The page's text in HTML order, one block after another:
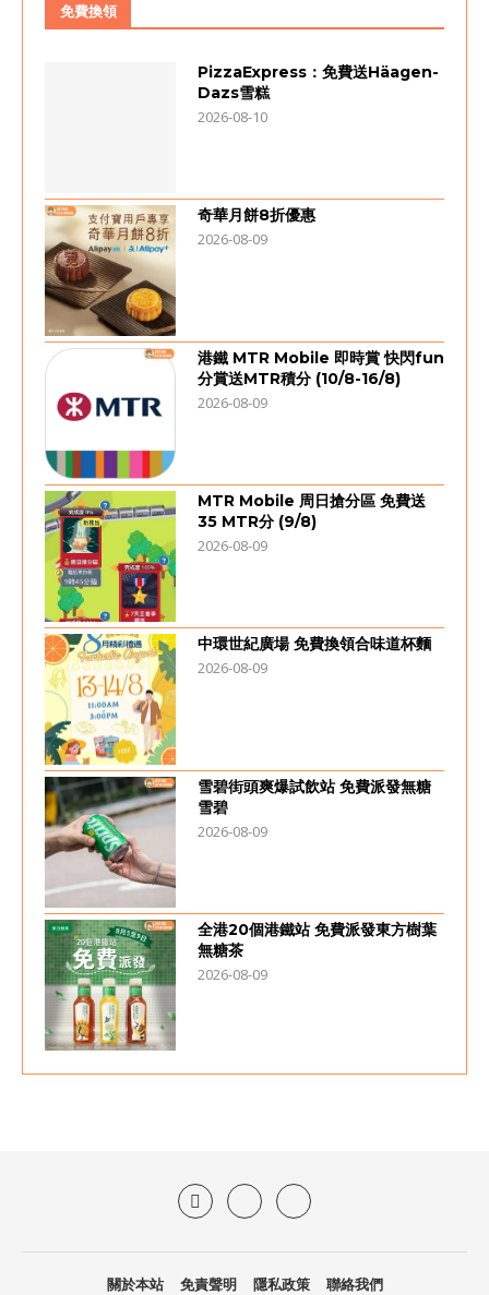
免費換領
PizzaExpress：免費送Häagen-
Dazs雪糕
2026-08-10
奇華月餅8折優惠
2026-08-09
港鐵 MTR Mobile 即時賞 快閃fun
分賞送MTR積分 (10/8-16/8)
2026-08-09
MTR Mobile 周日搶分區 免費送
35 MTR分 (9/8)
2026-08-09
中環世紀廣場 免費換領合味道杯麵
2026-08-09
雪碧街頭爽爆試飲站 免費派發無糖
雪碧
2026-08-09
全港20個港鐵站 免費派發東方樹葉
無糖茶
2026-08-09
關於本站 免責聲明 隱私政策
聯絡我們